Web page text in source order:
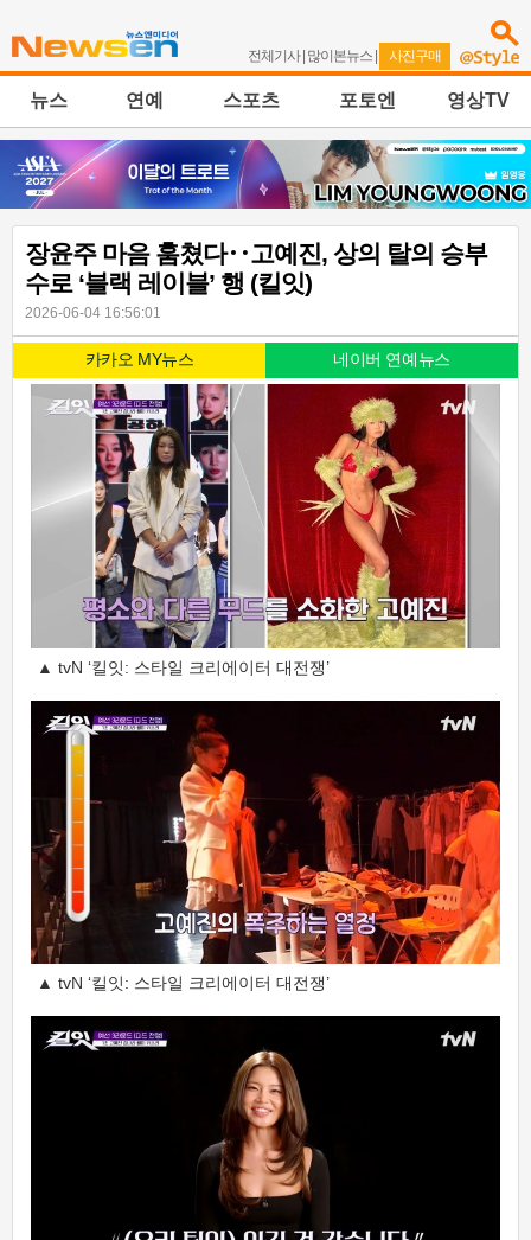
전체기사| 많이본뉴스 | 사진구매
뉴스 연예 스포츠 포토엔 영상TV
장윤주 마음 훔쳤다‥고예진, 상의 탈의 승부
수로 ‘블랙 레이블’ 행 (킬잇)
2026-06-04 16:56:01
카카오 MY뉴스 네이버 연예뉴스
▲ tvN ‘킬잇: 스타일 크리에이터 대전쟁’
▲ tvN ‘킬잇: 스타일 크리에이터 대전쟁’